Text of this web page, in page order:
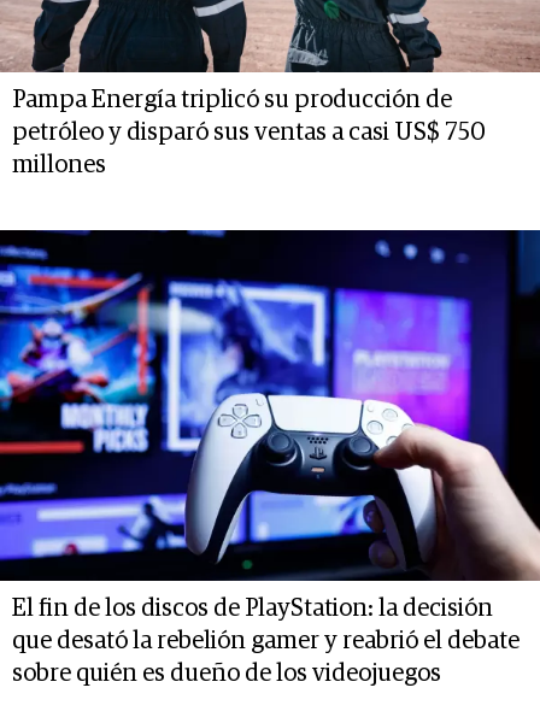
Pampa Energía triplicó su producción de
petróleo y disparó sus ventas a casi US$ 750
millones
El fin de los discos de PlayStation: la decisión
que desató la rebelión gamer y reabrió el debate
sobre quién es dueño de los videojuegos